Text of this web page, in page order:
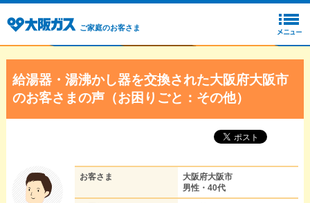
ご家庭のお客さま
給湯器・湯沸かし器を交換された大阪府大阪市
のお客さまの声（お困りごと：その他）
お客さま
大阪府大阪市
男性・40代